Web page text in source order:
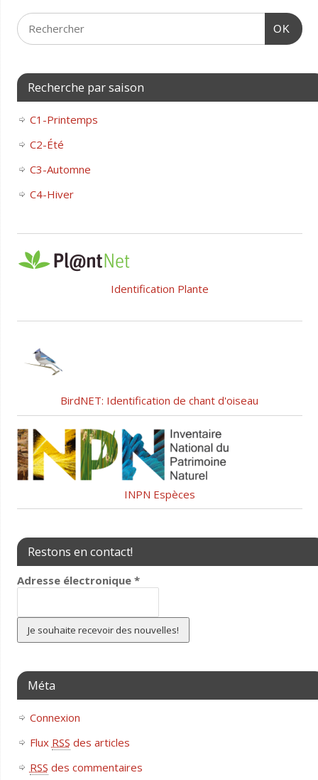
OK
Recherche par saison
C1-Printemps
C2-Été
C3-Automne
C4-Hiver
Identification Plante
BirdNET: Identification de chant d'oiseau
INPN Espèces
Restons en contact!
Adresse électronique *
Méta
Connexion
Flux RSS des articles
RSS des commentaires